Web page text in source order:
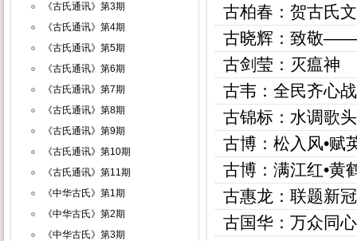
《古氏通讯》第3期
《古氏通讯》第4期
《古氏通讯》第5期
《古氏通讯》第6期
《古氏通讯》第7期
《古氏通讯》第8期
《古氏通讯》第9期
《古氏通讯》第10期
《古氏通讯》第11期
《中华古氏》第1期
《中华古氏》第2期
《中华古氏》第3期
古柏春：贺古氏
古晓辉：致敬——
古剑莹：灭瘟神
古韦：全民齐心
古锦标：水调歌
古博：松入风•赋
古博：满江红•黄
古惠龙：联题新
古国华：万众同